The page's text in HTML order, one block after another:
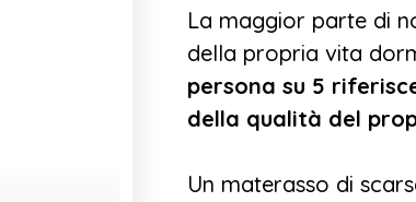
La maggior parte di
della propria vita
persona su 5
della qualità del
Un materasso di